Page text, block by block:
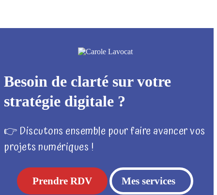
Besoin de clarté sur votre
stratégie digitale ?
👉 Discutons ensemble pour faire avancer vos
projets numériques !
Prendre RDV Mes services